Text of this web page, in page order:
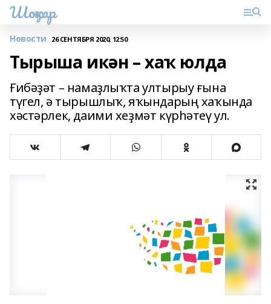
Шоңҡар
Новости 26 СЕНТЯБРЯ 2020, 12:50
Тырыша икән – хаҡ юлда
Ғибәҙәт – намаҙлыҡта ултырыу ғына
түгел, ә тырышлыҡ, яҡындарың хаҡында
хәстәрлек, даими хеҙмәт күрһәтеү ул.